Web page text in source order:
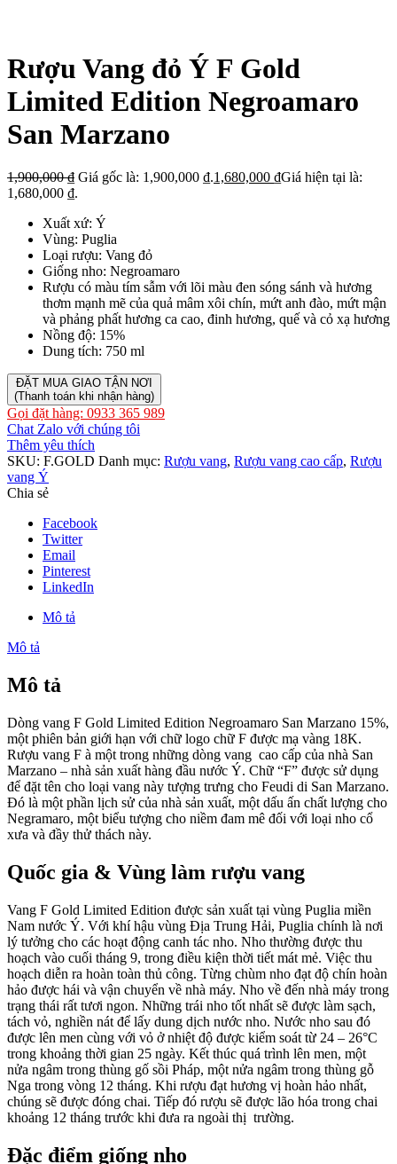
Rượu Vang đỏ Ý F Gold
Limited Edition Negroamaro
San Marzano
1,900,000₫ Giá gốc là: 1,900,000 ₫.1,680,000 ₫Giá hiện tại là:
1,680,000 ₫.
Xuất xứ: Ý
Vùng: Puglia
Loại rượu: Vang đỏ
Giống nho: Negroamaro
Rượu có màu tím sẫm với lõi màu đen sóng sánh và hương
thơm mạnh mẽ của quả mâm xôi chín, mứt anh đào, mứt mận
và phảng phất hương ca cao, đinh hương, quế và cỏ xạ hương
Nồng độ: 15%
Dung tích: 750 ml
ĐẶT MUA GIAO TẬN NƠI
(Thanh toán khi nhận hàng)
Gọi đặt hàng: 0933 365 989
Chat Zalo với chúng tôi
Thêm yêu thích
SKU: F.GOLD Danh mục: Rượu vang, Rượu vang cao cấp, Rượu
vang Ý
Chia sẻ
Facebook
Twitter
Email
Pinterest
LinkedIn
Mô tả
Mô tả
Mô tả
Dòng vang F Gold Limited Edition Negroamaro San Marzano 15%,
một phiên bản giới hạn với chữ logo chữ F được mạ vàng 18K.
Rượu vang F à một trong những dòng vang cao cấp của nhà San
Marzano – nhà sản xuất hàng đầu nước Ý. Chữ “F” được sử dụng
để đặt tên cho loại vang này tượng trưng cho Feudi di San Marzano.
Đó là một phần lịch sử của nhà sản xuất, một dấu ấn chất lượng cho
Negramaro, một biểu tượng cho niềm đam mê đối với loại nho cổ
xưa và đầy thử thách này.
Quốc gia & Vùng làm rượu vang
Vang F Gold Limited Edition được sản xuất tại vùng Puglia miền
Nam nước Ý. Với khí hậu vùng Địa Trung Hải, Puglia chính là nơi
lý tưởng cho các hoạt động canh tác nho. Nho thường được thu
hoạch vào cuối tháng 9, trong điều kiện thời tiết mát mẻ. Việc thu
hoạch diễn ra hoàn toàn thủ công. Từng chùm nho đạt độ chín hoàn
hảo được hái và vận chuyển về nhà máy. Nho về đến nhà máy trong
trạng thái rất tươi ngon. Những trái nho tốt nhất sẽ được làm sạch,
tách vỏ, nghiền nát để lấy dung dịch nước nho. Nước nho sau đó
được lên men cùng với vỏ ở nhiệt độ được kiểm soát từ 24 – 26°C
trong khoảng thời gian 25 ngày. Kết thúc quá trình lên men, một
nửa ngâm trong thùng gố sồi Pháp, một nửa ngâm trong thùng gỗ
Nga trong vòng 12 tháng. Khi rượu đạt hương vị hoàn hảo nhất,
chúng sẽ được đóng chai. Tiếp đó rượu sẽ được lão hóa trong chai
khoảng 12 tháng trước khi đưa ra ngoài thị trường.
Đặc điểm giống nho